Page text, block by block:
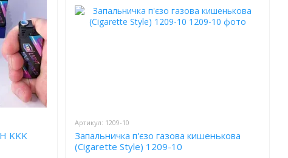
KKK
Артикул: 1209-10
Запальничка п'єзо газова кишенькова
(Cigarette Style) 1209-10